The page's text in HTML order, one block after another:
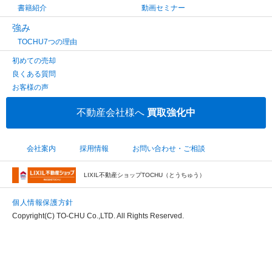
書籍紹介
動画セミナー
強み
TOCHU7つの理由
初めての売却
良くある質問
お客様の声
不動産会社様へ 買取強化中
会社案内 採用情報 お問い合わせ・ご相談
LIXIL不動産ショップTOCHU（とうちゅう）
個人情報保護方針
Copyright(C) TO-CHU Co.,LTD. All Rights Reserved.